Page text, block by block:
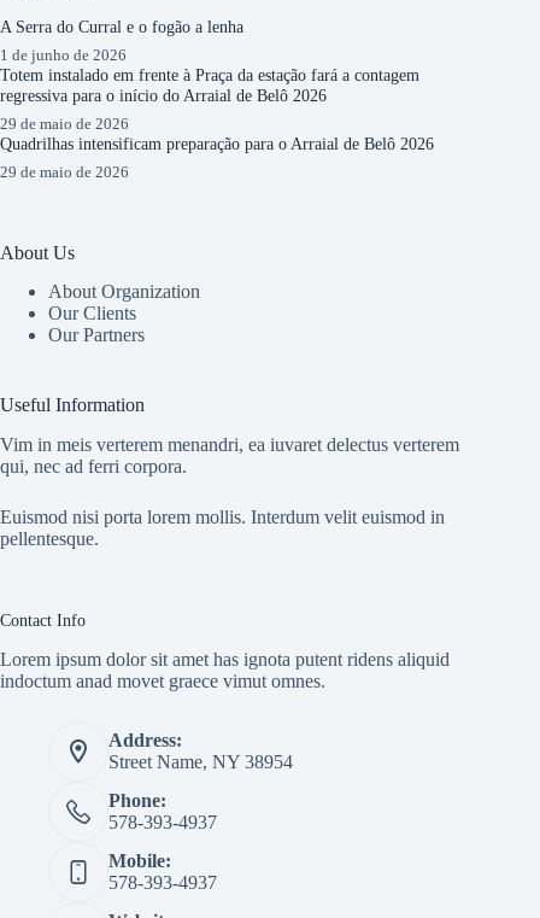
A Serra do Curral e o fogão a lenha
1 de junho de 2026
Totem instalado em frente à Praça da estação fará a contagem
regressiva para o início do Arraial de Belô 2026
29 de maio de 2026
Quadrilhas intensificam preparação para o Arraial de Belô 2026
29 de maio de 2026
About Us
About Organization
Our Clients
Our Partners
Useful Information
Vim in meis verterem menandri, ea iuvaret delectus verterem
qui, nec ad ferri corpora.
Euismod nisi porta lorem mollis. Interdum velit euismod in
pellentesque.
Contact Info
Lorem ipsum dolor sit amet has ignota putent ridens aliquid
indoctum anad movet graece vimut omnes.
Address:
Street Name, NY 38954
Phone:
578-393-4937
Mobile:
578-393-4937